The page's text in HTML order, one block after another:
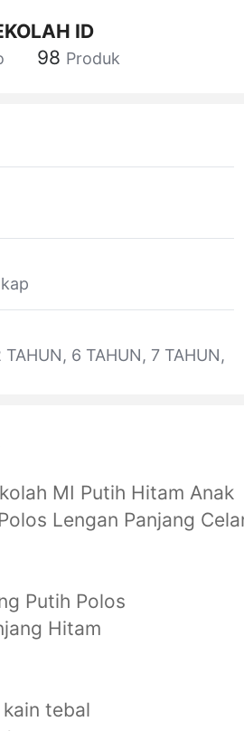
ID
98 Produk
TAHUN, 6 TAHUN, 7 TAHUN,
MI Putih Hitam Anak
Lengan Panjang
Putih Polos
Hitam
tebal